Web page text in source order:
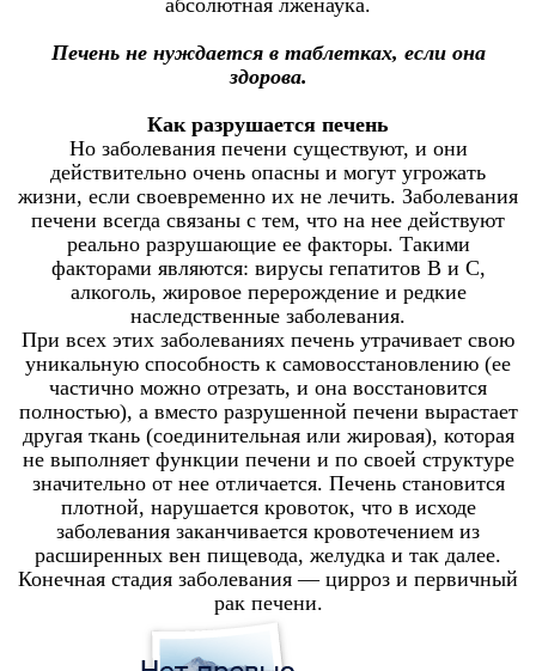
абсолютная лженаука.
Печень не нуждается в таблетках, если она
здорова.
Как разрушается печень
Но заболевания печени существуют, и они
действительно очень опасны и могут угрожать
жизни, если своевременно их не лечить. Заболевания
печени всегда связаны с тем, что на нее действуют
реально разрушающие ее факторы. Такими
факторами являются: вирусы гепатитов В и С,
алкоголь, жировое перерождение и редкие
наследственные заболевания.
При всех этих заболеваниях печень утрачивает свою
уникальную способность к самовосстановлению (ее
частично можно отрезать, и она восстановится
полностью), а вместо разрушенной печени вырастает
другая ткань (соединительная или жировая), которая
не выполняет функции печени и по своей структуре
значительно от нее отличается. Печень становится
плотной, нарушается кровоток, что в исходе
заболевания заканчивается кровотечением из
расширенных вен пищевода, желудка и так далее.
Конечная стадия заболевания — цирроз и первичный
рак печени.